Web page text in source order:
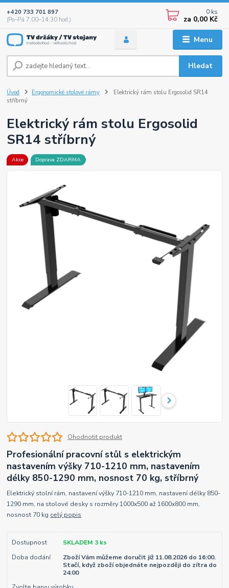
Menu
Hledat
+420 733 701 897
(Po–Pá 7:00–14:30 hod.)
0 ks
za 0,00 Kč
Úvod Ergonomické stolové rámy
Elektrický rám stolu Ergosolid SR14
stříbrný
Elektrický rám stolu Ergosolid
SR14 stříbrný
Akce Doprava ZDARMA
Ohodnotit produkt
Profesionální pracovní stůl s elektrickým
nastavením výšky 710-1210 mm, nastavením
délky 850-1290 mm, nosnost 70 kg, stříbrný
Elektrický stolní rám, nastavení výšky 710-1210 mm, nastavení délky 850-
1290 mm, na stolové desky s rozměry 1000x500 až 1600x800 mm,
nosnost 70 kg celý popis
Dostupnost
SKLADEM 3 ks
Doba dodání
Zboží Vám můžeme doručit již 11.08.2026 do 16:00.
Stačí, když zboží objednáte nejpozději do zítra do
24:00